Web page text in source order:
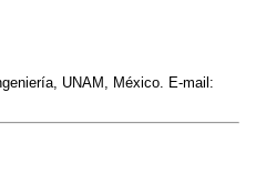
UNAM, México. E-mail: